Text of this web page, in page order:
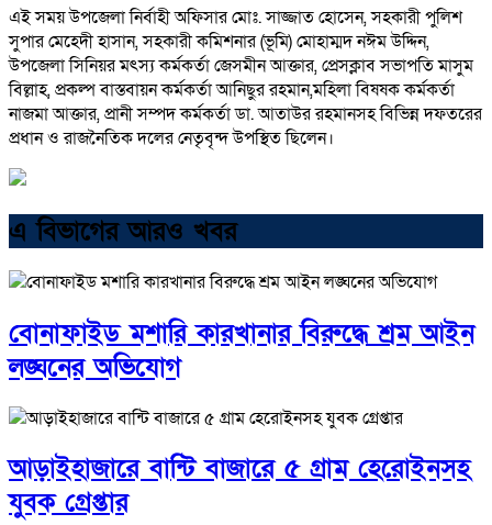
এই সময় উপজেলা নির্বাহী অফিসার মোঃ. সাজ্জাত হোসেন, সহকারী পুলিশ
সুপার মেহেদী হাসান, সহকারী কমিশনার (ভূমি) মোহাম্মদ নঈম উদ্দিন,
উপজেলা সিনিয়র মৎস্য কর্মকর্তা জেসমীন আক্তার, প্রেসক্লাব সভাপতি মাসুম
বিল্লাহ, প্রকল্প বাস্তবায়ন কর্মকর্তা আনিছুর রহমান,মহিলা বিষষক কর্মকর্তা
নাজমা আক্তার, প্রানী সম্পদ কর্মকর্তা ডা. আতাউর রহমানসহ বিভিন্ন দফতরের
প্রধান ও রাজনৈতিক দলের নেতৃবৃন্দ উপস্থিত ছিলেন।
এ বিভাগের আরও খবর
বোনাফাইড মশারি কারখানার বিরুদ্ধে শ্রম আইন
লঙ্ঘনের অভিযোগ
আড়াইহাজারে বান্টি বাজারে ৫ গ্রাম হেরোইনসহ
যুবক গ্রেপ্তার